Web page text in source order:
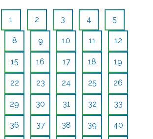
1 2 3 4 5
8 9 10 11 12
15 16 17 18 19
22 23 24 25 26
29 30 31 32 33
36 37 38 39 40